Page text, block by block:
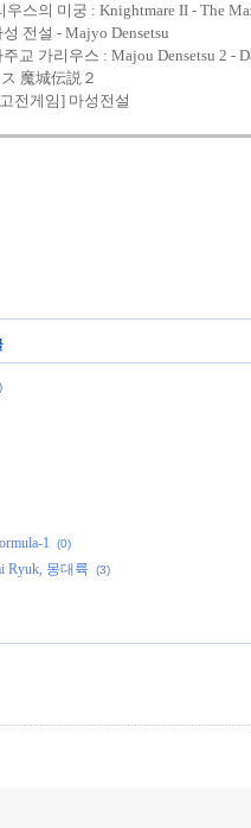
스의 미궁 : Knightmare II - The
전설 - Majyo Densetsu
교 가리우스 : Majou Densetsu 2 -
魔城伝説２
전게임] 마성전설
1 (0)
Ryuk, 몽대륙 (3)